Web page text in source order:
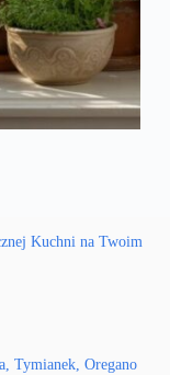
Kuchni na Twoim
Tymianek, Oregano